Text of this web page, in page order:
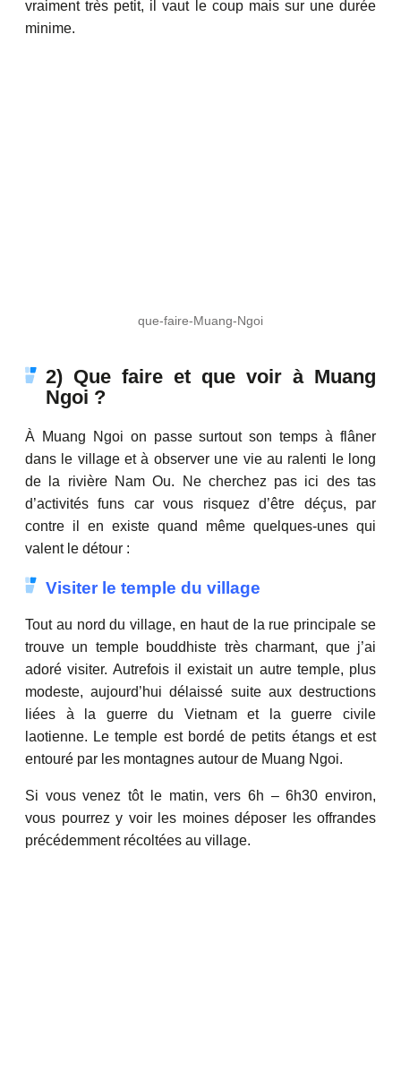
vraiment très petit, il vaut le coup mais sur une durée
minime.
que-faire-Muang-Ngoi
2) Que faire et que voir à Muang
Ngoi ?
À Muang Ngoi on passe surtout son temps à flâner
dans le village et à observer une vie au ralenti le long
de la rivière Nam Ou. Ne cherchez pas ici des tas
d’activités funs car vous risquez d’être déçus, par
contre il en existe quand même quelques-unes qui
valent le détour :
Visiter le temple du village
Tout au nord du village, en haut de la rue principale se
trouve un temple bouddhiste très charmant, que j’ai
adoré visiter. Autrefois il existait un autre temple, plus
modeste, aujourd’hui délaissé suite aux destructions
liées à la guerre du Vietnam et la guerre civile
laotienne. Le temple est bordé de petits étangs et est
entouré par les montagnes autour de Muang Ngoi.
Si vous venez tôt le matin, vers 6h – 6h30 environ,
vous pourrez y voir les moines déposer les offrandes
précédemment récoltées au village.